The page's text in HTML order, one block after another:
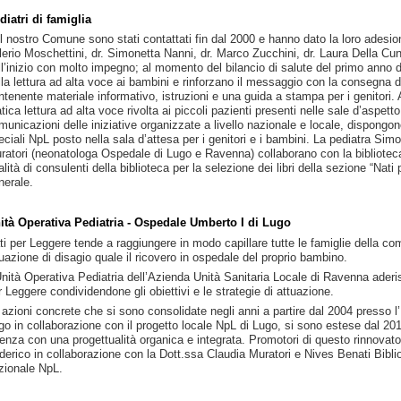
di famiglia
nostro Comune sono stati contattati fin dal 2000 e hanno dato la loro
Moschettini, dr. Simonetta Nanni, dr. Marco Zucchini, dr. Laura Della
con molto impegno; al momento del bilancio di salute del primo anno
lettura ad alta voce ai bambini e rinforzano il messaggio con la consegna
materiale informativo, istruzioni e una guida a stampa per i
lettura ad alta voce rivolta ai piccoli pazienti presenti nelle sale
delle iniziative organizzate a livello nazionale e locale,
NpL posto nella sala d’attesa per i genitori e i bambini. La pediatra
(neonatologa Ospedale di Lugo e Ravenna) collaborano con la
di consulenti della biblioteca per la selezione dei libri della sezione “Nati
Operativa Pediatria - Ospedale Umberto I di Lugo
per Leggere tende a raggiungere in modo capillare tutte le famiglie della
di disagio quale il ricovero in ospedale del proprio bambino.
Operativa Pediatria dell’Azienda Unità Sanitaria Locale di Ravenna
Leggere condividendone gli obiettivi e le strategie di attuazione.
concrete che si sono consolidate negli anni a partire dal 2004 presso
in collaborazione con il progetto locale NpL di Lugo, si sono estese dal
con una progettualità organica e integrata. Promotori di questo
in collaborazione con la Dott.ssa Claudia Muratori e Nives Benati
NpL.